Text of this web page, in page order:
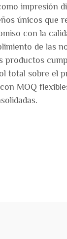
impresión
únicos que
con la
de las
productos
total sobre el
MOQ